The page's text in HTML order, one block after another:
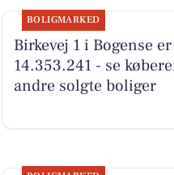
BOLIGMARKED
Birkevej 1 i Bogense
14.353.241 - se
andre solgte boliger